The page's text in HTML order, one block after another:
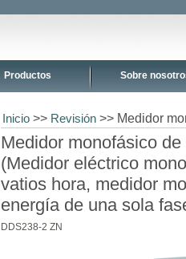
Productos Sobre
Inicio >> Revisión >> Medidor
Medidor monofásico
(Medidor eléctrico
vatios hora, medidor
energía de una sola
DDS238-2 ZN